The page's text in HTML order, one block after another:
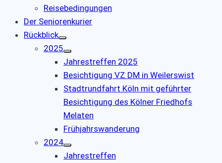
Reisebedingungen
Der Seniorenkurier
Rückblick
2025
Jahrestreffen 2025
Besichtigung VZ DM in Weilerswist
Stadtrundfahrt Köln mit geführter
Besichtigung des Kölner Friedhofs
Melaten
Frühjahrswanderung
2024
Jahrestreffen